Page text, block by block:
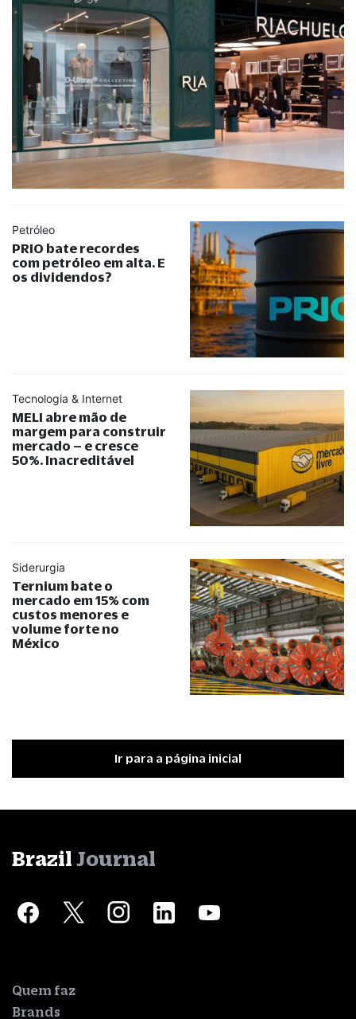
Petróleo
PRIO bate recordes
com petróleo em alta. E
os dividendos?
Tecnologia & Internet
MELI abre mão de
margem para construir
mercado – e cresce
50%. Inacreditável
Siderurgia
Ternium bate o
mercado em 15% com
custos menores e
volume forte no
México
Ir para a página inicial
Brazil Journal
Quem faz
Brands